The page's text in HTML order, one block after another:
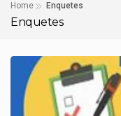
Home Enquetes
Enquetes